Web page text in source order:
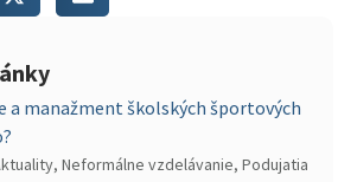
a manažment školských športových
Neformálne vzdelávanie, Podujatia